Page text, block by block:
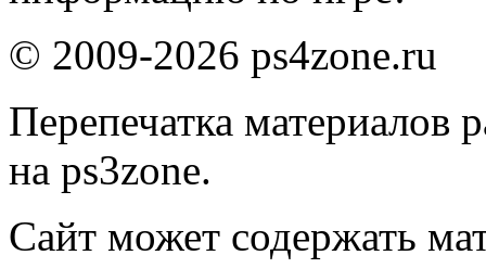
© 2009-2026 ps4zone.ru
Перепечатка материалов
на ps3zone.
Сайт может содержать